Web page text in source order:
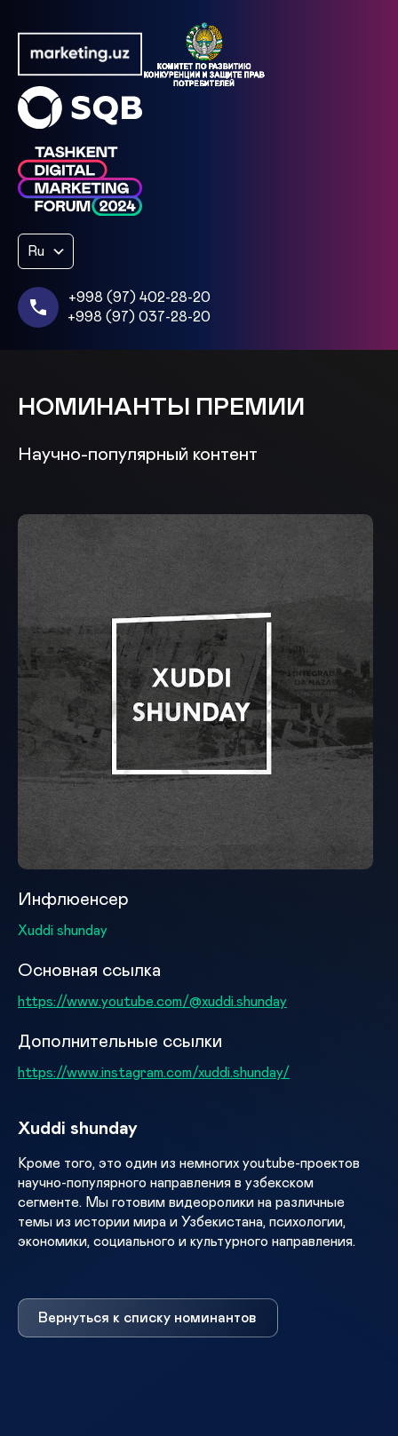
Ru
+998 (97) 402-28-20
+998 (97) 037-28-20
НОМИНАНТЫ ПРЕМИИ
Научно-популярный контент
Инфлюенсер
Xuddi shunday
Основная ссылка
https://www.youtube.com/@xuddi.shunday
Дополнительные ссылки
https://www.instagram.com/xuddi.shunday/
Xuddi shunday
Кроме того, это один из немногих youtube-проектов
научно-популярного направления в узбекском
сегменте. Мы готовим видеоролики на различные
темы из истории мира и Узбекистана, психологии,
экономики, социального и культурного направления.
Вернуться к списку номинантов